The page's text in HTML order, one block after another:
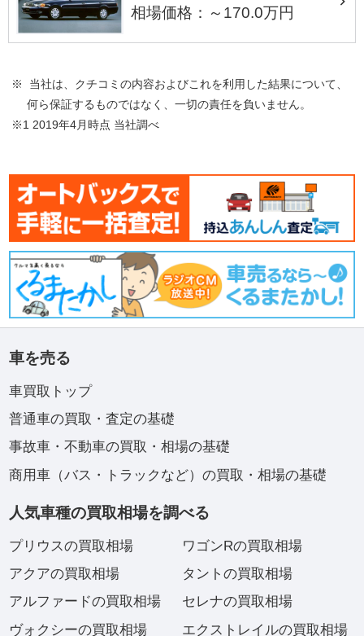
相場価格：～170.0万円
※ 当社は、クチコミの内容およびこれを利用した結果について、
何ら保証するものではなく、一切の責任を負いません。
※1 2019年4月時点 当社調べ
車を売る
車買取トップ
普通車の買取・査定の基礎
事故車・不動車の買取・相場の基礎
商用車（バス・トラックなど）の買取・相場の基礎
人気車種の買取相場を調べる
プリウスの買取相場
アクアの買取相場
アルファードの買取相場
ヴォクシーの買取相場
ワゴンRの買取相場
タントの買取相場
セレナの買取相場
エクストレイルの買取相場